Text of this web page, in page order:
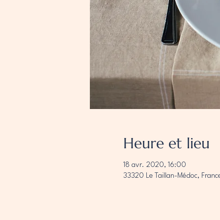
Heure et lieu
18 avr. 2020, 16:00
33320 Le Taillan-Médoc,